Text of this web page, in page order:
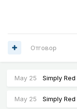
Отговор
May 25 Simply Red
May 25 Simply Red